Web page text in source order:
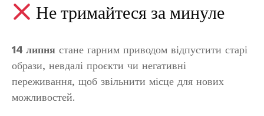
Не тримайтеся за минуле
14 липня стане гарним приводом відпустити старі
образи, невдалі проєкти чи негативні
переживання, щоб звільнити місце для нових
можливостей.